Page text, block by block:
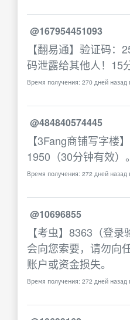
@167954451093
【翻易通】验证码
码泄露给其他人！15
Время получения: 270 дней назад
@484840574445
【3Fang商铺写字楼
1950（30分钟有效）。
Время получения: 272 дней назад
@10696855
【考虫】8363（登
会向您索要，请勿向
账户或资金损失。
Время получения: 272 дней назад